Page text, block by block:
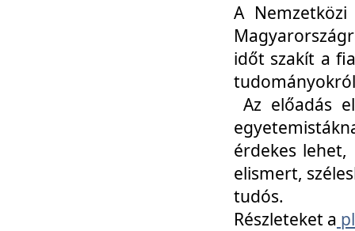
A
időt szakít a
Az előadás
érdekes lehet,
elismert,
tudós.
Részleteket a